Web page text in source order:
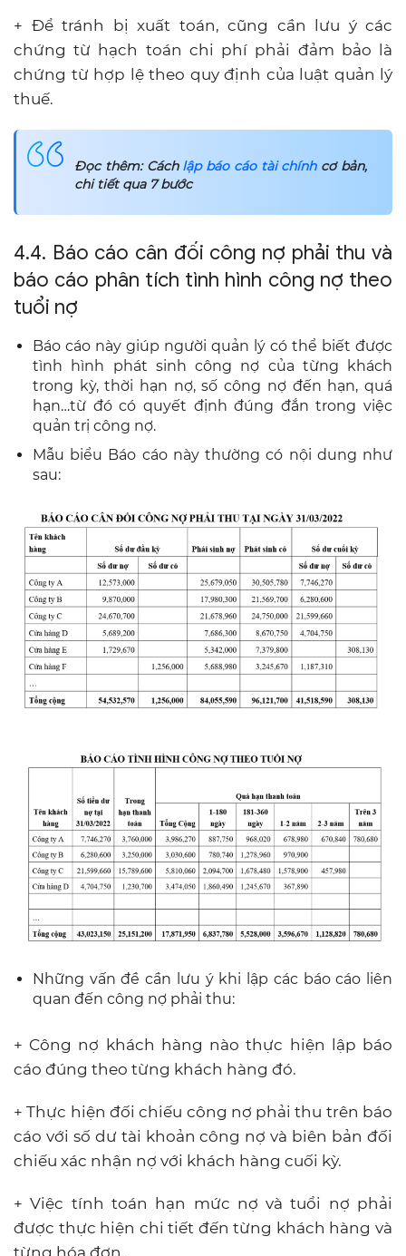
+ Để tránh bị xuất toán, cũng cần lưu ý các
chứng từ hạch toán chi phí phải đảm bảo là
chứng từ hợp lệ theo quy định của luật quản lý
thuế.
Đọc thêm: Cách lập báo cáo tài chínhcơ bản,
chi tiết qua 7 bước
4.4. Báo cáo cân đối công nợ phải thu và
báo cáo phân tích tình hình công nợ theo
tuổi nợ
Báo cáo này giúp người quản lý có thể biết được
tình hình phát sinh công nợ của từng khách
trong kỳ, thời hạn nợ, số công nợ đến hạn, quá
hạn…từ đó có quyết định đúng đắn trong việc
quản trị công nợ.
Mẫu biểu Báo cáo này thường có nội dung như
sau:
Những vấn đề cần lưu ý khi lập các báo cáo liên
quan đến công nợ phải thu:
+ Công nợ khách hàng nào thực hiện lập báo
cáo đúng theo từng khách hàng đó.
+ Thực hiện đối chiếu công nợ phải thu trên báo
cáo với số dư tài khoản công nợ và biên bản đối
chiếu xác nhận nợ với khách hàng cuối kỳ.
+ Việc tính toán hạn mức nợ và tuổi nợ phải
được thực hiện chi tiết đến từng khách hàng và
từng hóa đơn.